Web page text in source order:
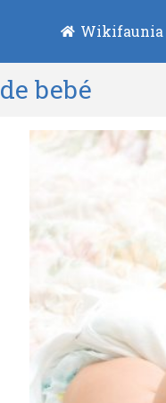
Wikifaunia
bebé